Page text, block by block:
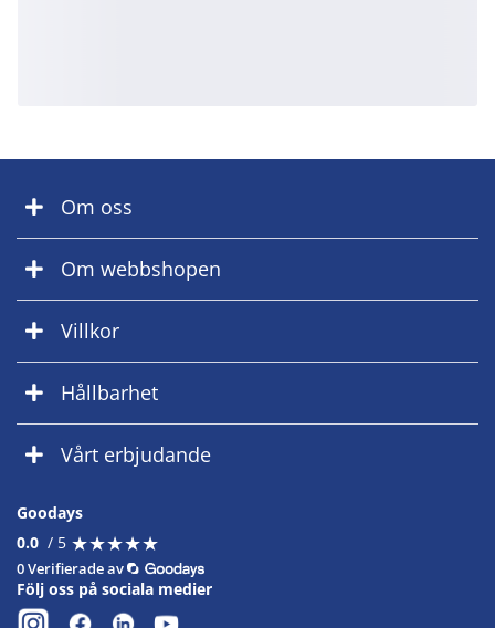
Om oss
Om webbshopen
Villkor
Hållbarhet
Vårt erbjudande
Goodays
0.0 / 5 ★★★★★
★★★★★
0 Verifierade av
Följ oss på sociala medier